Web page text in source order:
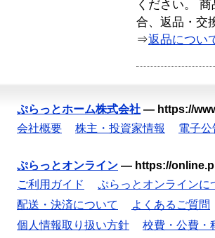
ください。
合、返品・交
⇒返品につい
ぷらっとホーム株式会社 — https://
会社概要
株主・投資家情報 電子公
ぷらっとオンライン — https://
ご利用ガイド
ぷらっとオンラインに
配送・決済について
よくあるご質問
個人情報取り扱い方針
校費・公費・